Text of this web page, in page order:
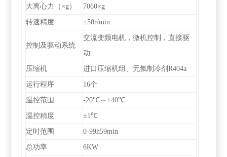
大离心力（×g） 7060×g
转速精度 ±50r/min
控制及驱动系统
交流变频电机，微机控制，直接驱
动
压缩机 进口压缩机组、无氟制冷剂R404a
运行程序 16个
温控范围 -20℃～+40℃
温控精度 ±1℃
定时范围 0-99h59min
总功率 6KW